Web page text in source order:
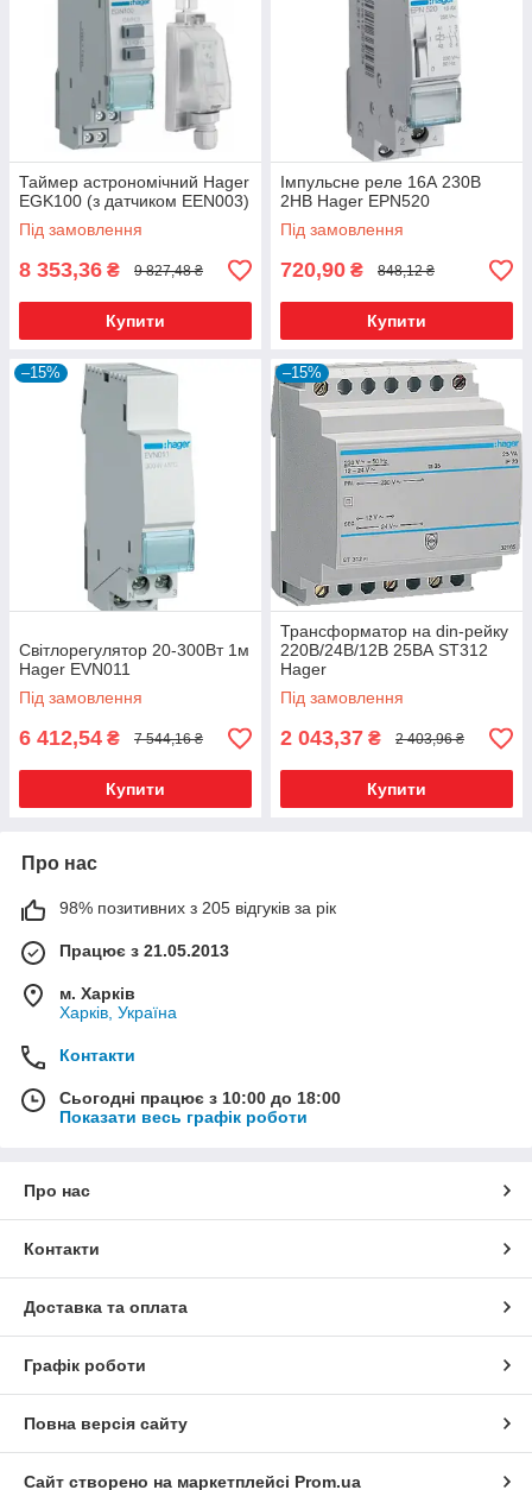
Таймер астрономічний Hager
EGK100 (з датчиком EEN003)
Під замовлення
8 353,36 ₴ 9 827,48 ₴
Купити
Імпульсне реле 16А 230В
2НВ Hager EPN520
Під замовлення
720,90 ₴ 848,12 ₴
Купити
–15%
Світлорегулятор 20-300Вт 1м
Hager EVN011
Під замовлення
6 412,54 ₴ 7 544,16 ₴
Купити
–15%
Трансформатор на din-рейку
220В/24В/12В 25ВА ST312
Hager
Під замовлення
2 043,37 ₴ 2 403,96 ₴
Купити
Про нас
98% позитивних з 205 відгуків за рік
Працює з 21.05.2013
м. Харків
Харків, Україна
Контакти
Сьогодні працює з 10:00 до 18:00
Показати весь графік роботи
Про нас
Контакти
Доставка та оплата
Графік роботи
Повна версія сайту
Сайт створено на маркетплейсі Prom.ua